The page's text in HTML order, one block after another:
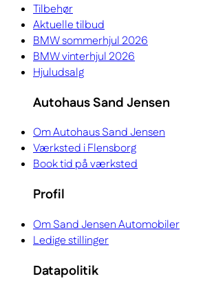
Tilbehør
Aktuelle tilbud
BMW sommerhjul 2026
BMW vinterhjul 2026
Hjuludsalg
Autohaus Sand Jensen
Om Autohaus Sand Jensen
Værksted i Flensborg
Book tid på værksted
Profil
Om Sand Jensen Automobiler
Ledige stillinger
Datapolitik